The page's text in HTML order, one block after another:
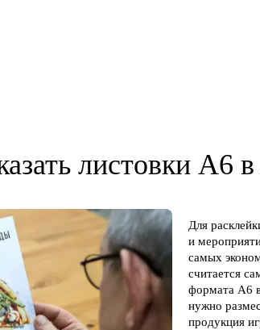
листовки А6
Для
и
самых
считается
формата А6 в
нужно
продукция